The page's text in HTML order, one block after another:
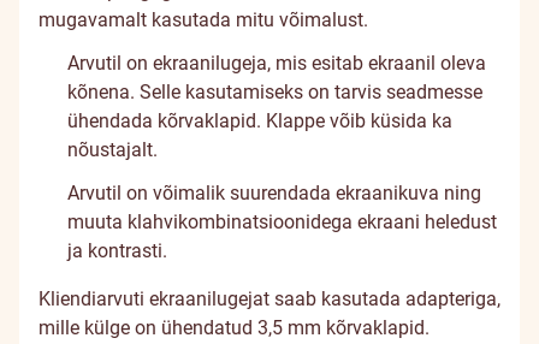
mugavamalt kasutada mitu võimalust.
Arvutil on ekraanilugeja, mis esitab ekraanil oleva
kõnena. Selle kasutamiseks on tarvis seadmesse
ühendada kõrvaklapid. Klappe võib küsida ka
nõustajalt.
Arvutil on võimalik suurendada ekraanikuva ning
muuta klahvikombinatsioonidega ekraani heledust
ja kontrasti.
Kliendiarvuti ekraanilugejat saab kasutada adapteriga,
mille külge on ühendatud 3,5 mm kõrvaklapid.